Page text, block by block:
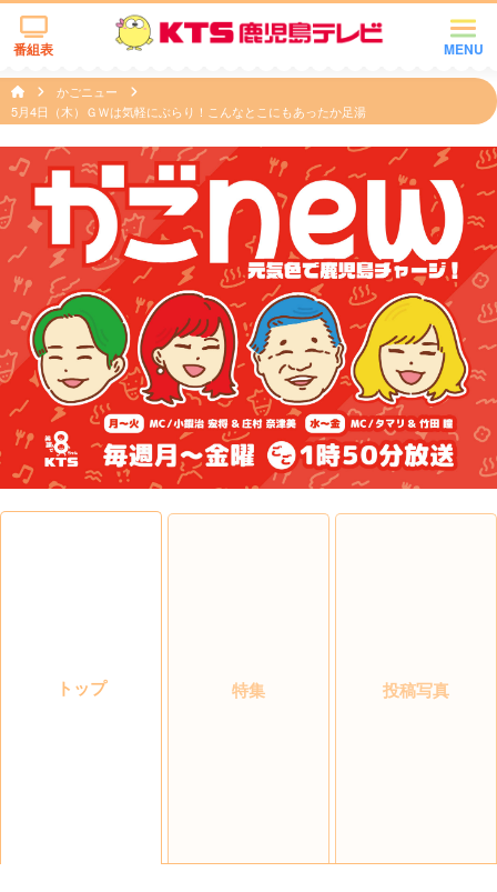
MENU
番組表
かごニュー
5月4日（木）ＧＷは気軽にぶらり！こんなとこにもあったか足湯
トップ 特集 投稿写真